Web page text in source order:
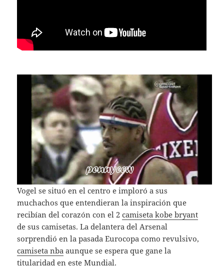
Vogel se situó en el centro e imploró a sus
muchachos que entendieran la inspiración que
recibían del corazón con el 2camiseta kobe bryant
de sus camisetas. La delantera del Arsenal
sorprendió en la pasada Eurocopa como revulsivo,
camiseta nba aunque se espera que gane la
titularidad en este Mundial.